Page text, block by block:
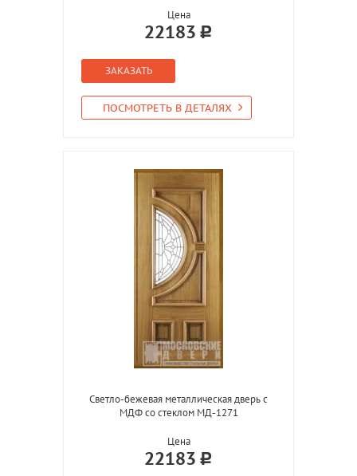
Цена
22183
ЗАКАЗАТЬ
ПОСМОТРЕТЬ В ДЕТАЛЯХ
Светло-бежевая металлическая дверь с
МДФ со стеклом МД-1271
Цена
22183